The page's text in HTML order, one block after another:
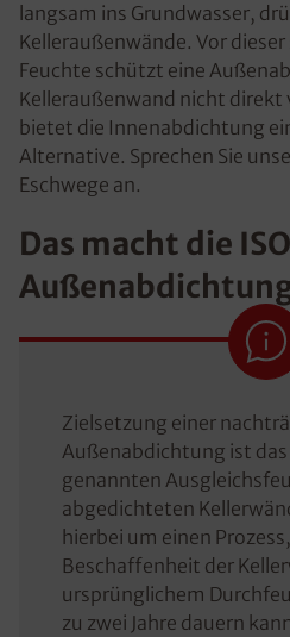
langsam ins Grundwasser,
Kelleraußenwände. Vor
Feuchte schützt eine
Kelleraußenwand nicht direkt
bietet die Innenabdichtung
Alternative. Sprechen Sie
Eschwege an.
Das macht die
Zielsetzung einer
Außenabdichtung ist das
genannten
abgedichteten
hierbei um einen
Beschaffenheit der
ursprünglichem
zu zwei Jahre dauern